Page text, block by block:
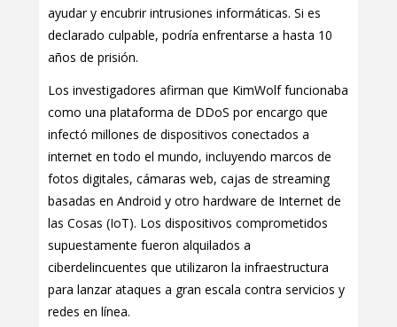
ayudar y encubrir intrusiones informáticas. Si es
declarado culpable, podría enfrentarse a hasta 10
años de prisión.
Los investigadores afirman que KimWolf funcionaba
como una plataforma de DDoS por encargo que
infectó millones de dispositivos conectados a
internet en todo el mundo, incluyendo marcos de
fotos digitales, cámaras web, cajas de streaming
basadas en Android y otro hardware de Internet de
las Cosas (IoT). Los dispositivos comprometidos
supuestamente fueron alquilados a
ciberdelincuentes que utilizaron la infraestructura
para lanzar ataques a gran escala contra servicios y
redes en línea.